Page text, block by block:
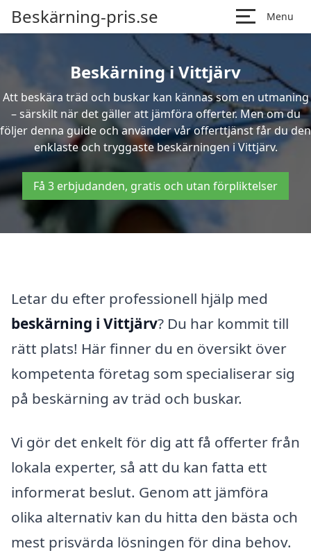
Beskärning-pris.se Menu
Beskärning i Vittjärv
Att beskära träd och buskar kan kännas som en utmaning
– särskilt när det gäller att jämföra offerter. Men om du
följer denna guide och använder vår offerttjänst får du den
enklaste och tryggaste beskärningen i Vittjärv.
Få 3 erbjudanden, gratis och utan förpliktelser
Letar du efter professionell hjälp med
beskärning i Vittjärv? Du har kommit till
rätt plats! Här finner du en översikt över
kompetenta företag som specialiserar sig
på beskärning av träd och buskar.
Vi gör det enkelt för dig att få offerter från
lokala experter, så att du kan fatta ett
informerat beslut. Genom att jämföra
olika alternativ kan du hitta den bästa och
mest prisvärda lösningen för dina behov.